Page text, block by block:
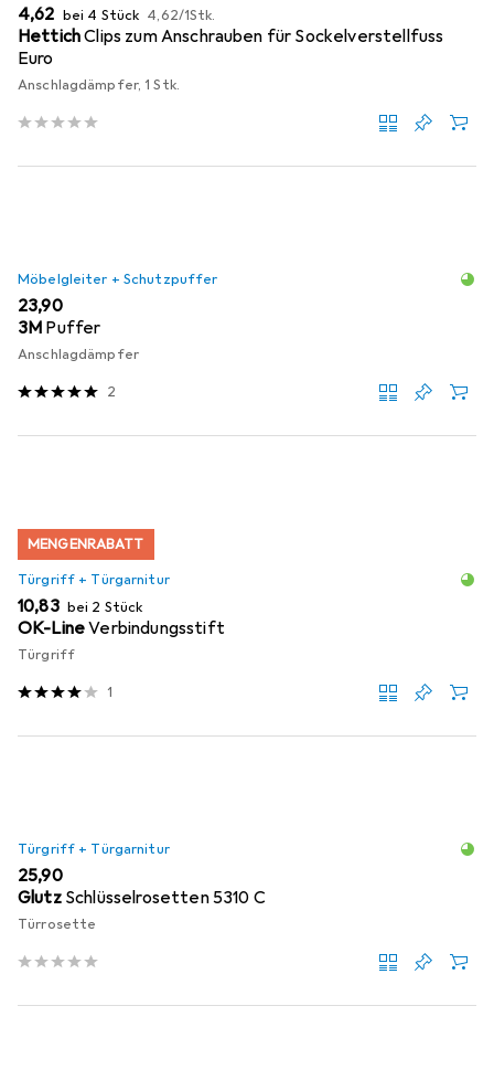
EUR
4,62 bei 4 Stück EUR
4,62/1Stk.
HettichClips zum Anschrauben für Sockelverstellfuss
Euro
Anschlagdämpfer, 1 Stk.
Möbelgleiter + Schutzpuffer
EUR
23,90
3M Puffer
Anschlagdämpfer
2
MENGENRABATT
Türgriff + Türgarnitur
EUR
10,83 bei 2 Stück
OK-LineVerbindungsstift
Türgriff
1
Türgriff + Türgarnitur
EUR
25,90
Glutz Schlüsselrosetten 5310 C
Türrosette